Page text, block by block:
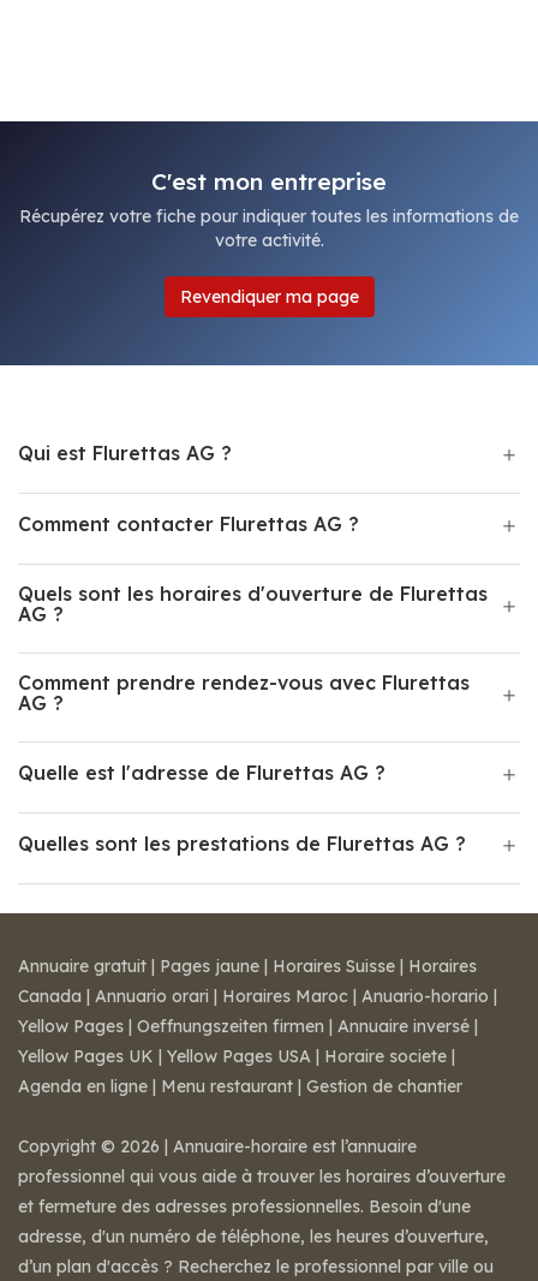
C'est mon entreprise
Récupérez votre fiche pour indiquer toutes les informations de
votre activité.
Revendiquer ma page
Qui est Flurettas AG ?
Comment contacter Flurettas AG ?
Quels sont les horaires d'ouverture de Flurettas
AG ?
Comment prendre rendez-vous avec Flurettas
AG ?
Quelle est l'adresse de Flurettas AG ?
Quelles sont les prestations de Flurettas AG ?
Annuaire gratuit | Pages jaune | Horaires Suisse | Horaires
Canada | Annuario orari | Horaires Maroc | Anuario-horario |
Yellow Pages | Oeffnungszeiten firmen | Annuaire inversé |
Yellow Pages UK | Yellow Pages USA | Horaire societe |
Agenda en ligne | Menu restaurant | Gestion de chantier
Copyright © 2026 | Annuaire-horaire est l’annuaire
professionnel qui vous aide à trouver les horaires d’ouverture
et fermeture des adresses professionnelles. Besoin d'une
adresse, d'un numéro de téléphone, les heures d’ouverture,
d’un plan d'accès ? Recherchez le professionnel par ville ou